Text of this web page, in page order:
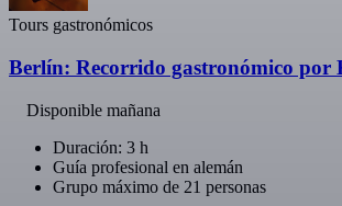
Tours gastronómicos
Berlín: Recorrido gastronómico por
Disponible mañana
Duración: 3 h
Guía profesional en alemán
Grupo máximo de 21 personas